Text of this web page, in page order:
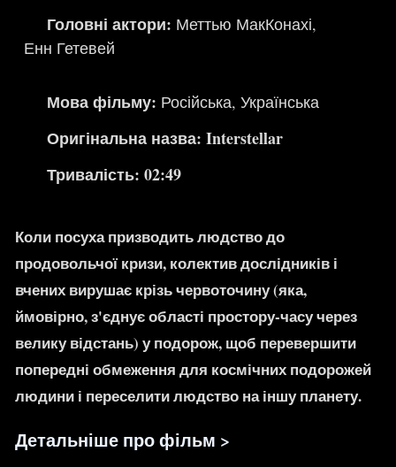
Головні актори: Меттью МакКонахі,
Енн Гетевей
Мова фільму: Російська, Українська
Оригінальна назва: Interstellar
Тривалість: 02:49
Коли посуха призводить людство до
продовольчої кризи, колектив дослідників і
вчених вирушає крізь червоточину (яка,
ймовірно, з'єднує області простору-часу через
велику відстань) у подорож, щоб перевершити
попередні обмеження для космічних подорожей
людини і переселити людство на іншу планету.
Детальніше про фільм >